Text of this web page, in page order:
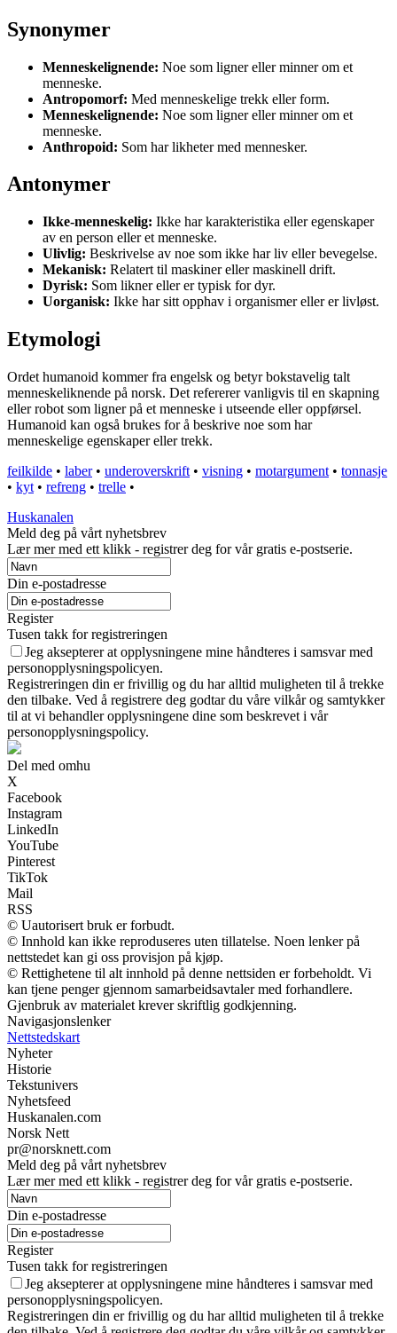
Synonymer
Menneskelignende: Noe som ligner eller minner om et
menneske.
Antropomorf: Med menneskelige trekk eller form.
Menneskelignende: Noe som ligner eller minner om et
menneske.
Anthropoid: Som har likheter med mennesker.
Antonymer
Ikke-menneskelig: Ikke har karakteristika eller egenskaper
av en person eller et menneske.
Ulivlig: Beskrivelse av noe som ikke har liv eller bevegelse.
Mekanisk: Relatert til maskiner eller maskinell drift.
Dyrisk: Som likner eller er typisk for dyr.
Uorganisk: Ikke har sitt opphav i organismer eller er livløst.
Etymologi
Ordet humanoid kommer fra engelsk og betyr bokstavelig talt
menneskeliknende på norsk. Det refererer vanligvis til en skapning
eller robot som ligner på et menneske i utseende eller oppførsel.
Humanoid kan også brukes for å beskrive noe som har
menneskelige egenskaper eller trekk.
feilkilde • laber• underoverskrift • visning • motargument • tonnasje
• kyt • refreng • trelle •
Huskanalen
Meld deg på vårt nyhetsbrev
Lær mer med ett klikk - registrer deg for vår gratis e-postserie.
Din e-postadresse
Register
Tusen takk for registreringen
Jeg aksepterer at opplysningene mine håndteres i samsvar med
personopplysningspolicyen.
Registreringen din er frivillig og du har alltid muligheten til å trekke
den tilbake. Ved å registrere deg godtar du våre vilkår og samtykker
til at vi behandler opplysningene dine som beskrevet i vår
personopplysningspolicy.
Del med omhu
X
Facebook
Instagram
LinkedIn
YouTube
Pinterest
TikTok
Mail
RSS
© Uautorisert bruk er forbudt.
© Innhold kan ikke reproduseres uten tillatelse. Noen lenker på
nettstedet kan gi oss provisjon på kjøp.
© Rettighetene til alt innhold på denne nettsiden er forbeholdt. Vi
kan tjene penger gjennom samarbeidsavtaler med forhandlere.
Gjenbruk av materialet krever skriftlig godkjenning.
Navigasjonslenker
Nettstedskart
Nyheter
Historie
Tekstunivers
Nyhetsfeed
Huskanalen.com
Norsk Nett
pr@norsknett.com
Meld deg på vårt nyhetsbrev
Lær mer med ett klikk - registrer deg for vår gratis e-postserie.
Din e-postadresse
Register
Tusen takk for registreringen
Jeg aksepterer at opplysningene mine håndteres i samsvar med
personopplysningspolicyen.
Registreringen din er frivillig og du har alltid muligheten til å trekke